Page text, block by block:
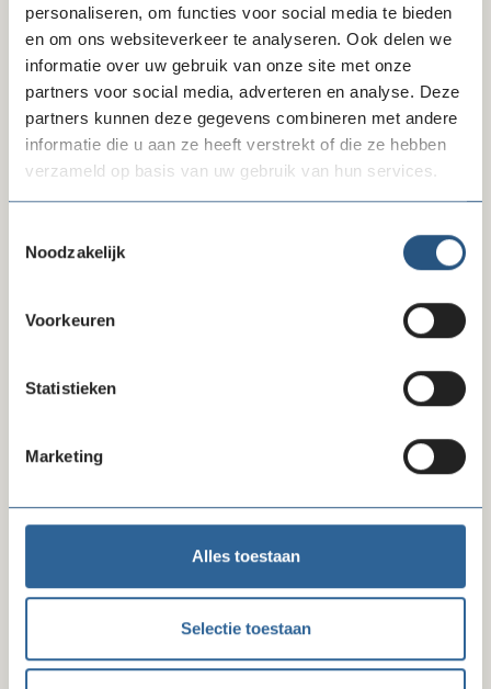
personaliseren, om functies voor social media te bieden
en om ons websiteverkeer te analyseren. Ook delen we
informatie over uw gebruik van onze site met onze
partners voor social media, adverteren en analyse. Deze
partners kunnen deze gegevens combineren met andere
informatie die u aan ze heeft verstrekt of die ze hebben
verzameld op basis van uw gebruik van hun services.
Noodzakelijk
Voorkeuren
Statistieken
Marketing
Alles toestaan
Selectie toestaan
Zorg voor duurzame financiering en toegang tot
betalingsverkeer
Versterk het toezicht en verantwoording
Wij komen de beschreven bevindingen veel tegen in de
dagelijkse praktijk en onderschrijven de aanbevelingen
van het Comité.
Panelgesprek
Margreet Plug, directeur Goede Doelen Nederland, nam
na de presentatie van het rapport deel aan het
Lawson (College voor de Rechten van de Mens), Joost
Sneller (Tweede Kamerlid D66) en Tijs van den Brink
maatschappelijke organisaties, als gevolg van
wetsvoorstellen zoals de Wet transparantie en
organisaties (Wtmo), ter sprake. Goede Doelen
Nederland heeft zich de afgelopen jaren actief
beziggehouden met dit wetsvoorstel. Margreet Plug
benadrukte dat er geen onderzoek is dat aantoont dat
de bestaande wetgeving onvoldoende werkt en de
Wtmo daadwerkelijk zal bijdragen aan het tegengaan